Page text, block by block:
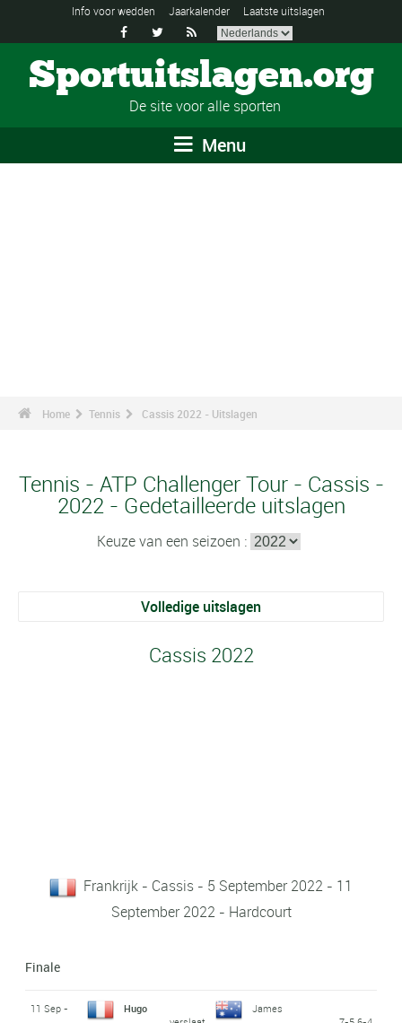
Info voor wedden Jaarkalender Laatste uitslagen
  
Sportuitslagen.org
De site voor alle sporten
Menu
Home Tennis Cassis 2022 - Uitslagen
Tennis - ATP Challenger Tour - Cassis -
2022 - Gedetailleerde uitslagen
Keuze van een seizoen :
Volledige uitslagen
Cassis 2022
Frankrijk - Cassis - 5 September 2022 - 11
September 2022 - Hardcourt
Finale
11 Sep -
Hugo James